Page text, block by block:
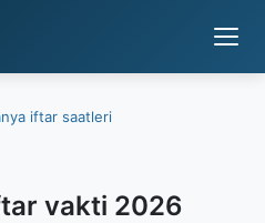
iftar saatleri
vakti 2026